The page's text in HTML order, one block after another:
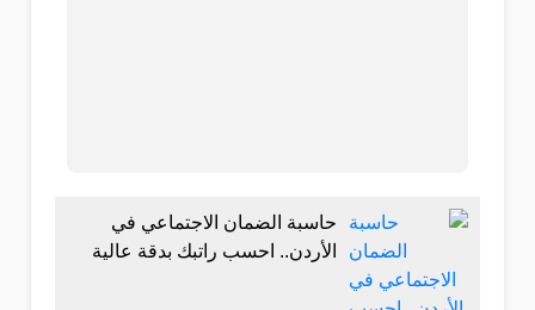
حاسبة الضمان الاجتماعي في
الأردن.. احسب راتبك بدقة عالية